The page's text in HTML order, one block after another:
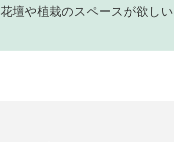
花壇や植栽のスペースが欲しい